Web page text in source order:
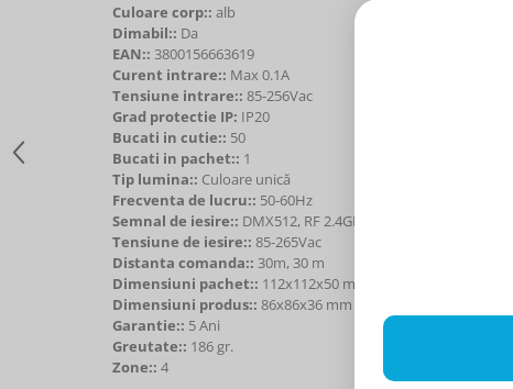
Culoare corp:: alb
Dimabil:: Da
EAN:: 3800156663619
Curent intrare:: Max 0.1A
Tensiune intrare:: 85-256Vac
Grad protectie IP: IP20
Bucati in cutie:: 50
Bucati in pachet:: 1
Tip lumina:: Culoare unică
Frecventa de lucru:: 50-60Hz
Semnal de iesire:: DMX512, RF 2.4GHz
Tensiune de iesire:: 85-265Vac
Distanta comanda:: 30m, 30 m
Dimensiuni pachet:: 112x112x50 mm
Dimensiuni produs:: 86x86x36 mm
Garantie:: 5 Ani
Greutate:: 186 gr.
Zone:: 4